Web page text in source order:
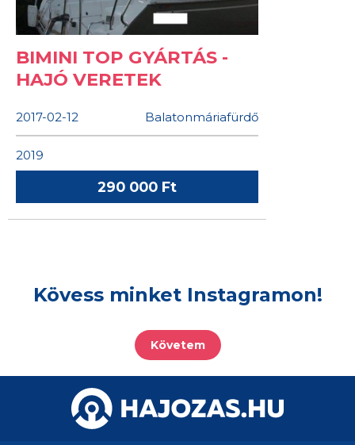
BIMINI TOP GYÁRTÁS -
HAJÓ VERETEK
2017-02-12 Balatonmáriafürdő
2019
290 000 Ft
Kövess minket Instagramon!
Követem